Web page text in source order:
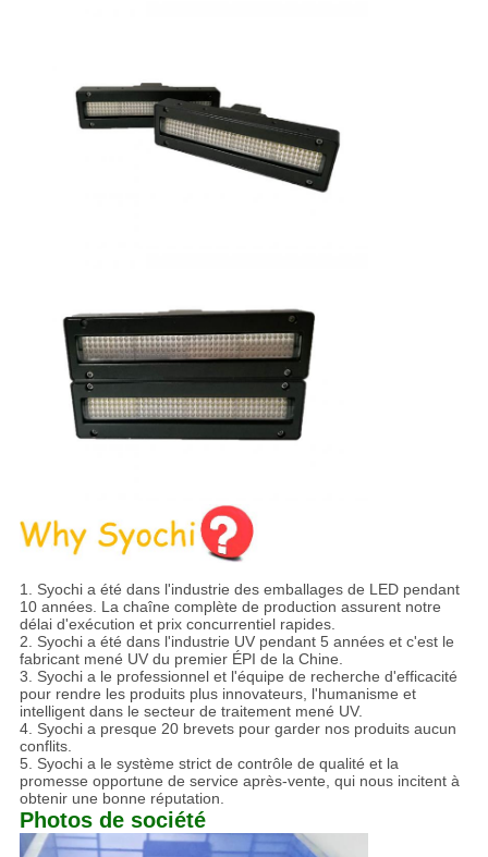
1. Syochi a été dans l'industrie des emballages de LED pendant
10 années. La chaîne complète de production assurent notre
délai d'exécution et prix concurrentiel rapides.
2. Syochi a été dans l'industrie UV pendant 5 années et c'est le
fabricant mené UV du premier ÉPI de la Chine.
3. Syochi a le professionnel et l'équipe de recherche d'efficacité
pour rendre les produits plus innovateurs, l'humanisme et
intelligent dans le secteur de traitement mené UV.
4. Syochi a presque 20 brevets pour garder nos produits aucun
conflits.
5. Syochi a le système strict de contrôle de qualité et la
promesse opportune de service après-vente, qui nous incitent à
obtenir une bonne réputation.
Photos de société